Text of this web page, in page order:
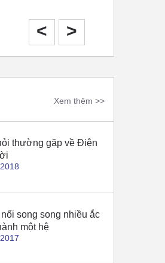
< >
Xem thêm >>
thường gặp về Điện
song song nhiều ắc
một hệ